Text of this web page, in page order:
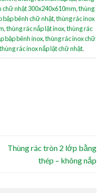
chữ nhật 300x240x610mm,thùng
bập bênh chữ nhật,thùng rác inox
,thùng rác nắp lật inox,thùng rác
bập bênh inox,thùng rác inox chữ
rác inox nắp lật chữ nhật.
Thùng rác tròn 2 lớp bằng
thép – không nắp